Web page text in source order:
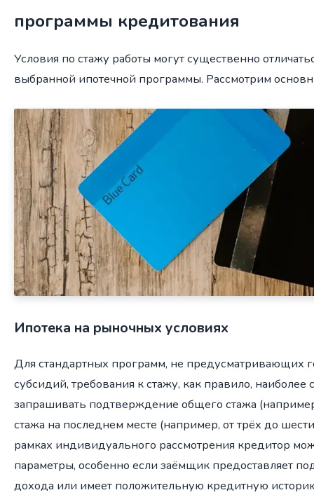
программы кредитования
Условия по стажу работы могут существенно
выбранной ипотечной программы. Рассмотрим
Ипотека на рыночных условиях
Для стандартных программ, не предусматривающих
субсидий, требования к стажу, как правило, наиболее
запрашивать подтверждение общего стажа
стажа на последнем месте (например, от трёх до
рамках индивидуального рассмотрения кредитор
параметры, особенно если заёмщик предоставляет
дохода или имеет положительную кредитную